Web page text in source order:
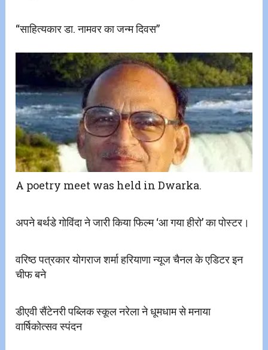
“साहित्यकार डा. नामवर का जन्म दिवस”
A poetry meet was held in Dwarka.
अपने बर्थडे गोविंदा ने जारी किया फिल्म ‘आ गया हीरो’ का पोस्टर।
वरिष्ठ पत्रकार योगराज शर्मा हरियाणा न्यूज चैनल के एडिटर इन
चीफ बने
डीएवी सैंटेनरी पब्लिक स्कूल नरेला ने धूमधाम से मनाया
वार्षिकोत्सव स्पंदन